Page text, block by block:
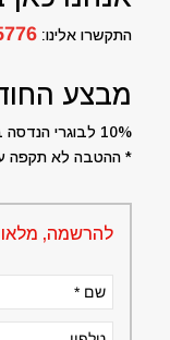
התקשרו אלינו:
מבצע
10% לבוגרי הנדסה בגובה
* ההטבה לא תקפה
להרשמה, מלאו